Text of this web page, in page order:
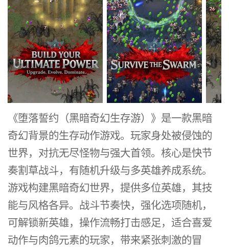
《堕落誓约（黑暗奇幻生存游）》是一款黑暗
奇幻背景的生存动作游戏。玩家身处被侵蚀的
世界，对抗无尽怪物与强大首领。核心是快节
奏割草战斗，有随机升级与多英雄养成系统。
游戏构建黑暗奇幻世界，提供多位英雄，其技
能与风格各异。战斗节奏快，强化选项随机，
可解锁新英雄，操作流畅打击感足，适合喜爱
动作与肉鸽元素的玩家，带来紧张刺激的冒